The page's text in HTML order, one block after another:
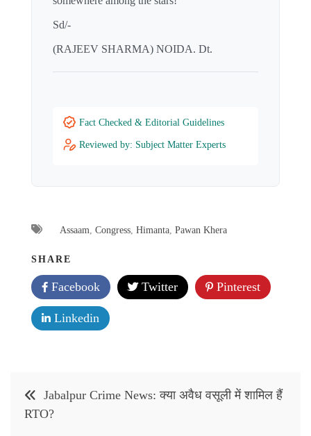
Sd/-
(RAJEEV SHARMA) NOIDA. Dt.
Fact Checked & Editorial Guidelines
Reviewed by: Subject Matter Experts
Assaam Congress Himanta Pawan Khera
SHARE
Facebook Twitter Pinterest
Linkedin
navigation
Jabalpur Crime News: क्या अवैध वसूली में शामिल हैं
RTO?